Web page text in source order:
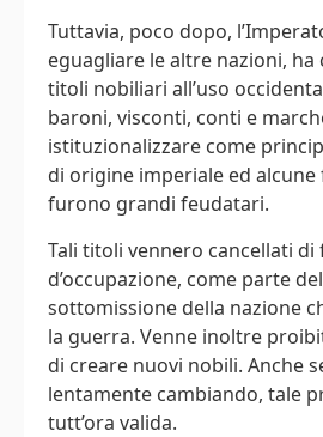
Tuttavia, poco dopo,
eguagliare le altre nazioni,
titoli nobiliari all’uso
baroni, visconti, conti e
istituzionalizzare come
di origine imperiale ed alcune
furono grandi feudatari.
Tali titoli vennero cancellati
d’occupazione, come parte
sottomissione della nazione
la guerra. Venne inoltre
di creare nuovi nobili. Anche
lentamente cambiando, tale
tutt’ora valida.